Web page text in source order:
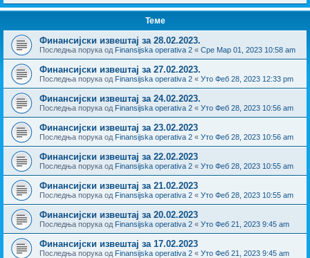
Теме
Финансијски извештај за 28.02.2023.
Последња порука од Finansijska operativa 2 « Сре Мар 01, 2023 10:58 am
Финансијски извештај за 27.02.2023.
Последња порука од Finansijska operativa 2 « Уто Феб 28, 2023 12:33 pm
Финансијски извештај за 24.02.2023.
Последња порука од Finansijska operativa 2 « Уто Феб 28, 2023 10:56 am
Финансијски извештај за 23.02.2023
Последња порука од Finansijska operativa 2 « Уто Феб 28, 2023 10:56 am
Финансијски извештај за 22.02.2023
Последња порука од Finansijska operativa 2 « Уто Феб 28, 2023 10:55 am
Финансијски извештај за 21.02.2023
Последња порука од Finansijska operativa 2 « Уто Феб 28, 2023 10:55 am
Финансијски извештај за 20.02.2023
Последња порука од Finansijska operativa 2 « Уто Феб 21, 2023 9:45 am
Финансијски извештај за 17.02.2023
Последња порука од Finansijska operativa 2 « Уто Феб 21, 2023 9:45 am